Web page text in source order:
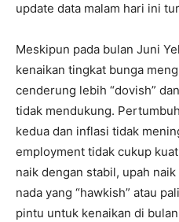
update data malam hari ini
Meskipun pada bulan Juni
kenaikan tingkat bunga
cenderung lebih “dovish”
tidak mendukung.
kedua dan inflasi tidak
employment tidak cukup
naik dengan stabil, upah
nada yang “hawkish” atau
pintu untuk kenaikan di